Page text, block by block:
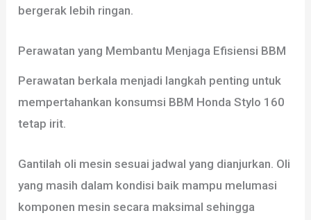
bergerak lebih ringan.
Perawatan yang Membantu Menjaga Efisiensi BBM
Perawatan berkala menjadi langkah penting untuk
mempertahankan konsumsi BBM Honda Stylo 160
tetap irit.
Gantilah oli mesin sesuai jadwal yang dianjurkan. Oli
yang masih dalam kondisi baik mampu melumasi
komponen mesin secara maksimal sehingga